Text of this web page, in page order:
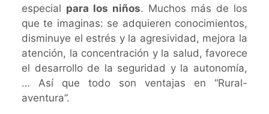
especial para los niños. Muchos más de los
que te imaginas: se adquieren conocimientos,
disminuye el estrés y la agresividad, mejora la
atención, la concentración y la salud, favorece
el desarrollo de la seguridad y la autonomía,
… Así que todo son ventajas en “Rural-
aventura”.